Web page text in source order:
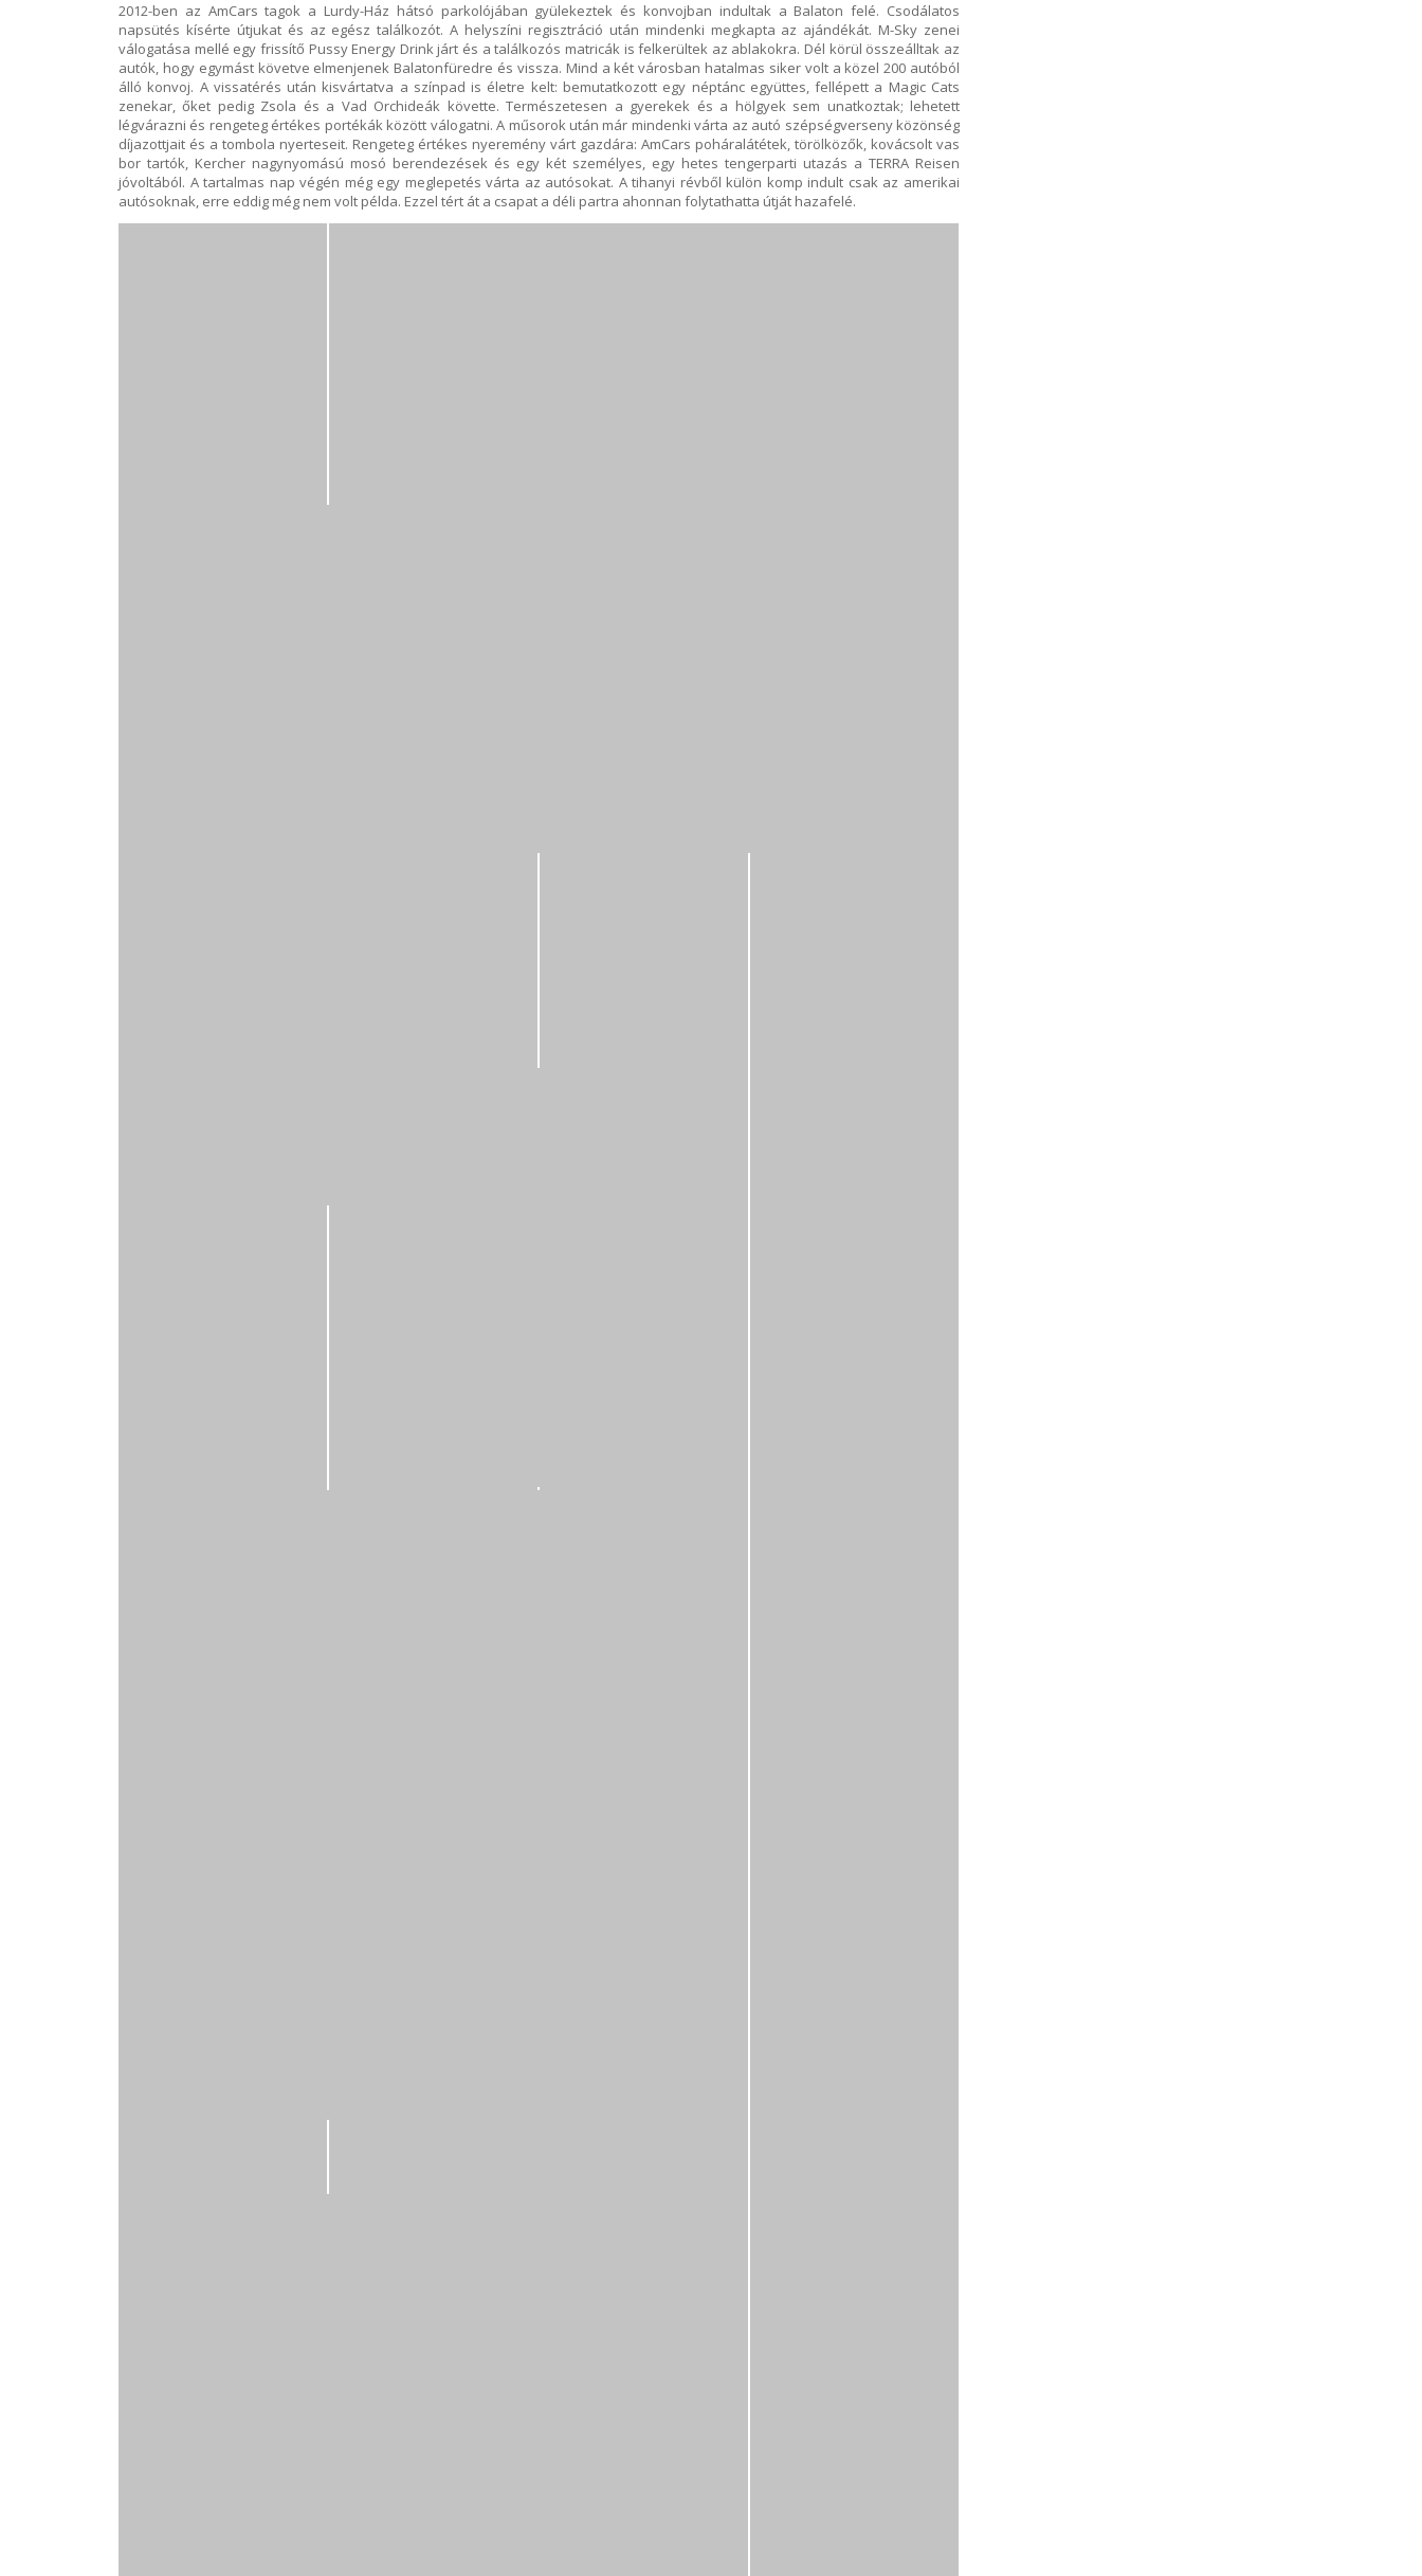
2012-ben az AmCars tagok a Lurdy-Ház hátsó parkolójában gyülekeztek és konvojban indultak a Balaton felé. Csodálatos
napsütés kísérte útjukat és az egész találkozót. A helyszíni regisztráció után mindenki megkapta az ajándékát. M-Sky zenei
válogatása mellé egy frissítő Pussy Energy Drink járt és a találkozós matricák is felkerültek az ablakokra. Dél körül összeálltak az
autók, hogy egymást követve elmenjenek Balatonfüredre és vissza. Mind a két városban hatalmas siker volt a közel 200 autóból
álló konvoj. A vissatérés után kisvártatva a színpad is életre kelt: bemutatkozott egy néptánc együttes, fellépett a Magic Cats
zenekar, őket pedig Zsola és a Vad Orchideák követte. Természetesen a gyerekek és a hölgyek sem unatkoztak; lehetett
légvárazni és rengeteg értékes portékák között válogatni. A műsorok után már mindenki várta az autó szépségverseny közönség
díjazottjait és a tombola nyerteseit. Rengeteg értékes nyeremény várt gazdára: AmCars poháralátétek, törölközők, kovácsolt vas
bor tartók, Kercher nagynyomású mosó berendezések és egy két személyes, egy hetes tengerparti utazás a TERRA Reisen
jóvoltából. A tartalmas nap végén még egy meglepetés várta az autósokat. A tihanyi révből külön komp indult csak az amerikai
autósoknak, erre eddig még nem volt példa. Ezzel tért át a csapat a déli partra ahonnan folytathatta útját hazafelé.